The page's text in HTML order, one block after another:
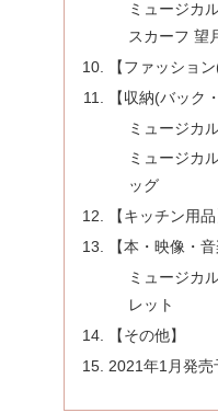
ミュージカ
スカーフ 望
【ファッショ
【収納(バック
ミュージカ
ミュージカ
ッグ
【キッチン用品
【本・映像・
ミュージカ
レット
【その他】
2021年1月発